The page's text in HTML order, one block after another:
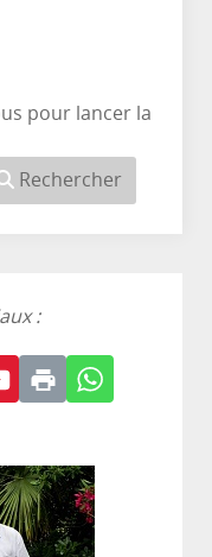
pour lancer la
Rechercher
: